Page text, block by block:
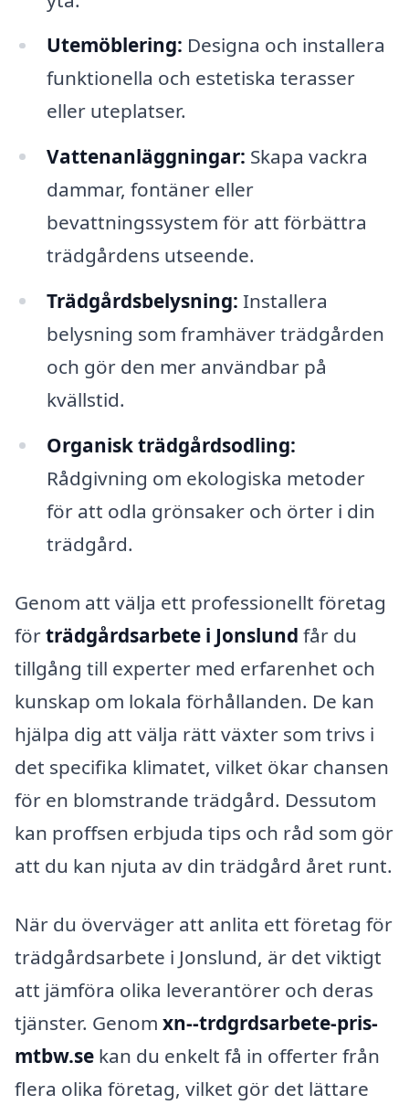
Utemöblering: Designa och installera
funktionella och estetiska terasser
eller uteplatser.
Vattenanläggningar: Skapa vackra
dammar, fontäner eller
bevattningssystem för att förbättra
trädgårdens utseende.
Trädgårdsbelysning: Installera
belysning som framhäver trädgården
och gör den mer användbar på
kvällstid.
Organisk trädgårdsodling:
Rådgivning om ekologiska metoder
för att odla grönsaker och örter i din
trädgård.
Genom att välja ett professionellt företag
förträdgårdsarbete i Jonslund får du
tillgång till experter med erfarenhet och
kunskap om lokala förhållanden. De kan
hjälpa dig att välja rätt växter som trivs i
det specifika klimatet, vilket ökar chansen
för en blomstrande trädgård. Dessutom
kan proffsen erbjuda tips och råd som gör
att du kan njuta av din trädgård året runt.
När du överväger att anlita ett företag för
trädgårdsarbete i Jonslund, är det viktigt
att jämföra olika leverantörer och deras
tjänster. Genom xn--trdgrdsarbete-pris-
mtbw.se kan du enkelt få in offerter från
flera olika företag, vilket gör det lättare